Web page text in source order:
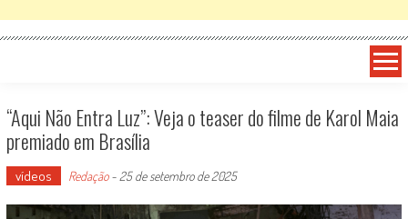
“Aqui Não Entra Luz”: Veja o teaser do filme de Karol Maia
premiado em Brasília
vídeos Redação- 25 de setembro de 2025